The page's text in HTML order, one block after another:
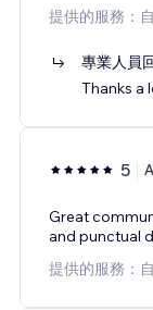
提供的服務：
專業人員
Thanks a
5
Great
and punctual
提供的服務：